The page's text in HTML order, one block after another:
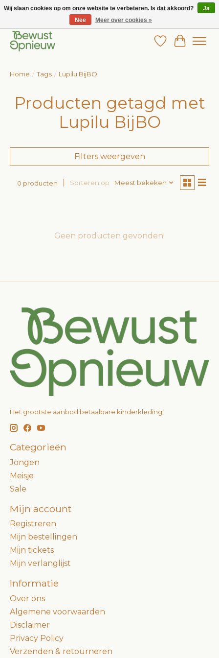
Wij bieden het grootste aanbod in betaalbare kinderkleding!
Verlanglijst
Home / Tags / Lupilu BijBO
Producten getagd met
Lupilu BijBO
Filters weergeven
0 producten Sorteren op Meest bekeken
Geen producten gevonden!
Het grootste aanbod betaalbare kinderkleding!
Categorieën
Jongen
Meisje
Sale
Mijn account
Registreren
Mijn bestellingen
Mijn tickets
Mijn verlanglijst
Informatie
Over ons
Algemene voorwaarden
Disclaimer
Privacy Policy
Verzenden & retourneren
Wij slaan cookies op om onze website te verbeteren. Is dat akkoord?
Ja
Nee
Meer over cookies »